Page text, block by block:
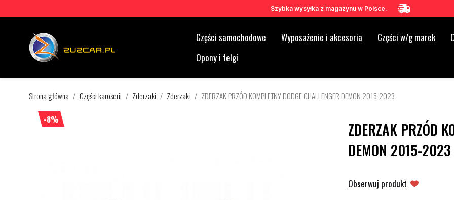
Szybka wysyłka z magazynu w Polsce.
Części samochodowe Wyposażenie i akcesoria Części w/g marek
Opony i felgi
Strona główna Części karoserii Zderzaki Zderzaki ZDERZAK PRZÓD KOMPLETNY DODGE CHALLENGER DEMON 2015-2023
-8%
ZDERZAK PRZÓD
DEMON 2015-2023
Obserwuj produkt